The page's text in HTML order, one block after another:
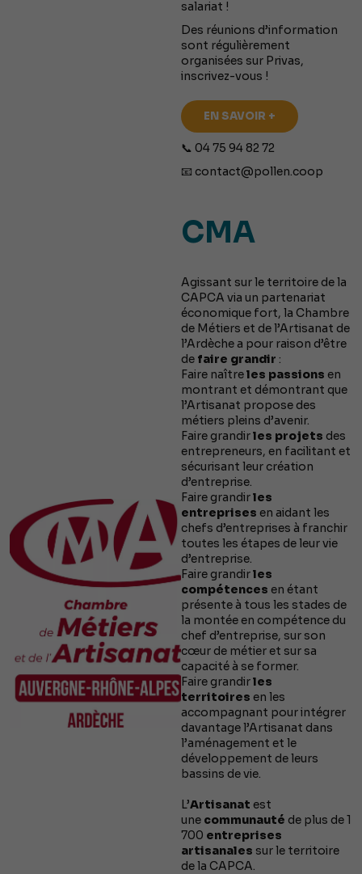
salariat !
Des réunions d’information
sont régulièrement
organisées sur Privas,
inscrivez-vous !
EN SAVOIR +
📞 04 75 94 82 72
📧 contact@pollen.coop
CMA
Agissant sur le territoire de la
CAPCA via un partenariat
économique fort, la Chambre
de Métiers et de l’Artisanat de
l’Ardèche a pour raison d’être
de faire grandir :
Faire naîtreles passions en
montrant et démontrant que
l’Artisanat propose des
métiers pleins d’avenir.
Faire grandirles projets des
entrepreneurs, en facilitant et
sécurisant leur création
d’entreprise.
Faire grandirles
entreprises en aidant les
chefs d’entreprises à franchir
toutes les étapes de leur vie
d’entreprise.
Faire grandirles
compétences en étant
présente à tous les stades de
la montée en compétence du
chef d’entreprise, sur son
cœur de métier et sur sa
capacité à se former.
Faire grandirles
territoires en les
accompagnant pour intégrer
davantage l’Artisanat dans
l’aménagement et le
développement de leurs
bassins de vie.
L’Artisanat est
une communauté de plus de 1
700 entreprises
artisanales sur le territoire
de la CAPCA.